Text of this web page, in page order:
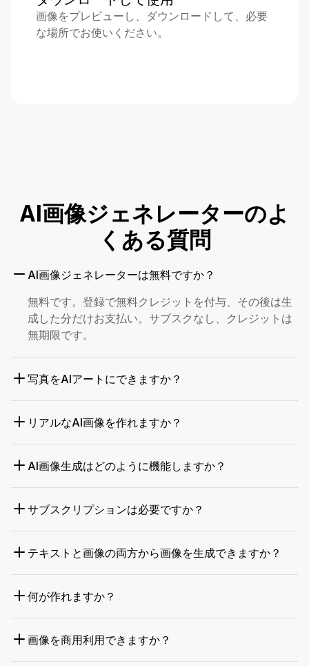
画像をプレビューし、ダウンロードして、必要
な場所でお使いください。
AI画像ジェネレーターのよ
くある質問
AI画像ジェネレーターは無料ですか？
無料です。登録で無料クレジットを付与、その後は生
成した分だけお支払い。サブスクなし、クレジットは
無期限です。
写真をAIアートにできますか？
リアルなAI画像を作れますか？
AI画像生成はどのように機能しますか？
サブスクリプションは必要ですか？
テキストと画像の両方から画像を生成できますか？
何が作れますか？
画像を商用利用できますか？